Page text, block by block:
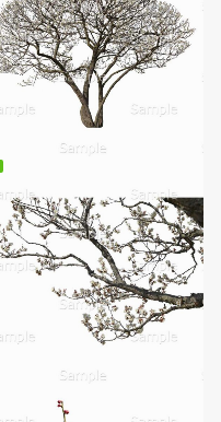
無料ダウンロード